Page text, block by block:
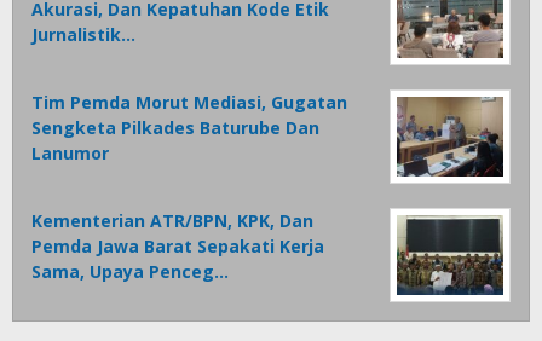
Akurasi, Dan Kepatuhan Kode Etik
Jurnalistik…
Tim Pemda Morut Mediasi, Gugatan
Sengketa Pilkades Baturube Dan
Lanumor
Kementerian ATR/BPN, KPK, Dan
Pemda Jawa Barat Sepakati Kerja
Sama, Upaya Penceg…